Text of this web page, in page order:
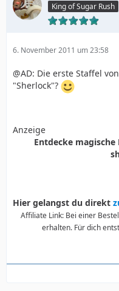
King of Sugar Rush
6. November 2011 um 23:58
@AD: Die erste Staffel
"Sherlock"?
Anzeige
Entdecke
Hier gelangst du direkt
Affiliate Link: Bei einer
erhalten. Für dich